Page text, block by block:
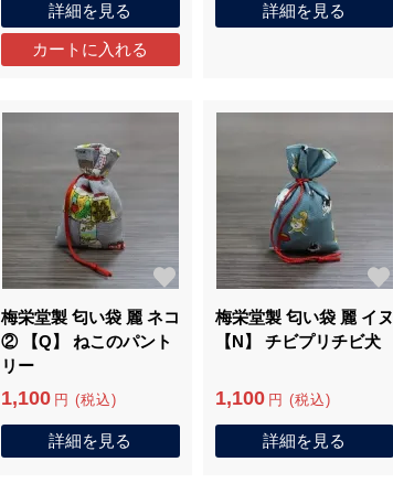
詳細を見る 詳細を見る
梅栄堂製 匂い袋 麗 ネコ
② 【Q】 ねこのパント
リー
1,100 円 (税込)
詳細を見る
梅栄堂製 匂い袋 麗 イヌ
【N】 チビプリチビ犬
1,100 円 (税込)
詳細を見る